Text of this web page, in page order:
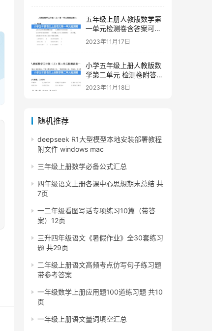
或刷新
五年级上册人教版数学第
一单元检测卷含答案可下
载打印
2023年11月17日
小学五年级上册人教版数
学第二单元 检测卷附答案
下载
2023年11月18日
随机推荐
deepseek R1大型模型本地安装部署教程
附文件 windows mac
三年级上册数学必备公式汇总
四年级语文上册各课中心思想期末总结 共
7页
一二年级看图写话专项练习10篇（带答
案）12页
三升四年级语文《暑假作业》全30套练习
题 共29页
二年级上册语文高频考点仿写句子练习题
带参考答案
一年级数学上册应用题100道练习题 共10
页
一年级上册语文量词填空汇总